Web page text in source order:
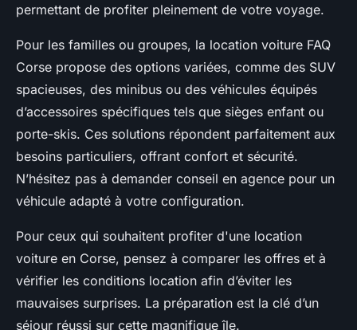
permettant de profiter pleinement de votre voyage.
Pour les familles ou groupes, la location voiture FAQ
Corse propose des options variées, comme des SUV
spacieuses, des minibus ou des véhicules équipés
d’accessoires spécifiques tels que sièges enfant ou
porte-skis. Ces solutions répondent parfaitement aux
besoins particuliers, offrant confort et sécurité.
N’hésitez pas à demander conseil en agence pour un
véhicule adapté à votre configuration.
Pour ceux qui souhaitent profiter d'une location
voiture en Corse, pensez à comparer les offres et à
vérifier les conditions location afin d’éviter les
mauvaises surprises. La préparation est la clé d’un
séjour réussi sur cette magnifique île.